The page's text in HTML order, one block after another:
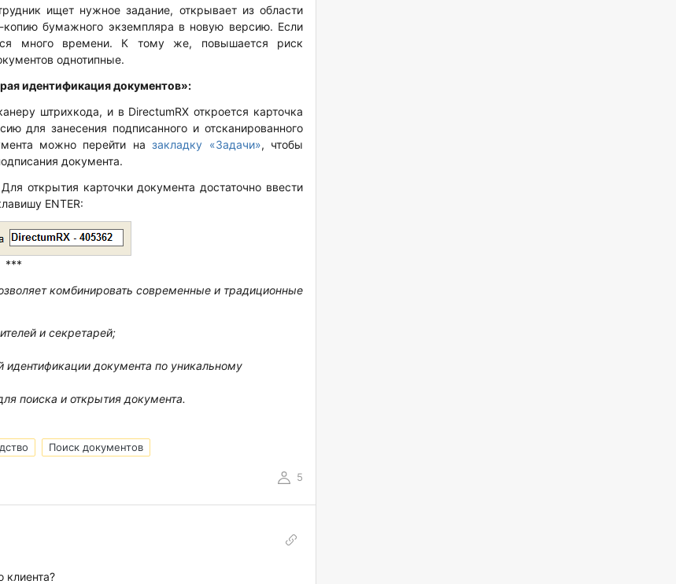
ищет нужное задание, открывает из области
копию бумажного экземпляра в новую версию. Если
много времени. К тому же, повышается риск
однотипные.
идентификация документов»:
штрихкода, и в DirectumRX откроется карточка
для занесения подписанного и отсканированного
можно перейти назакладку «Задачи», чтобы
документа.
открытия карточки документа достаточно ввести
ENTER:
***
комбинировать современные и традиционные
и секретарей;
документа по уникальному
поиска и открытия документа.
Поиск документов
5
клиента?